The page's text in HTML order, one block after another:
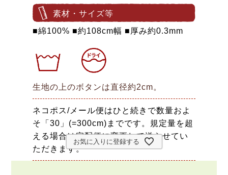
素材・サイズ等
■綿100% ■約108cm幅 ■厚み約0.3mm
生地の上のボタンは直径約2cm。
ネコポス/メール便はひと続きで数量およ
そ「30」(=300cm)までです。規定量を超
える場合は宅配便に変更して送らせてい
ただきます。
お気に入りに登録する